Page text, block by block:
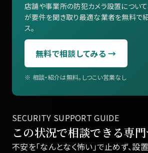
店舗や事業所の防犯カメラ設置について
が要件を聞き取り最適な業者を無料で
ス。
無料で相談してみる →
※ 相談・紹介は無料。しつこい営業なし
SECURITY SUPPORT GUIDE
この状況で相談できる専
不安を「なんとなく怖い」で止めず、設